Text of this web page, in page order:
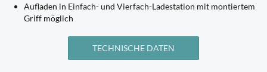
Aufladen in Einfach- und Vierfach-Ladestation mit montiertem
Griff möglich
TECHNISCHE DATEN